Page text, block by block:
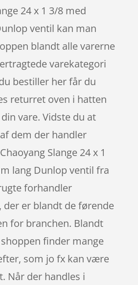
24 x 1 3/8 med
ventil kan man
blandt alle varerne
varekategori
bestiller her får du
returret oven i hatten
vare. Vidste du at
dem der handler
Slange 24 x 1
lang Dunlop ventil fra
forhandler
der er blandt de førende
for branchen. Blandt
finder mange
som jo fx kan være
Når der handles i